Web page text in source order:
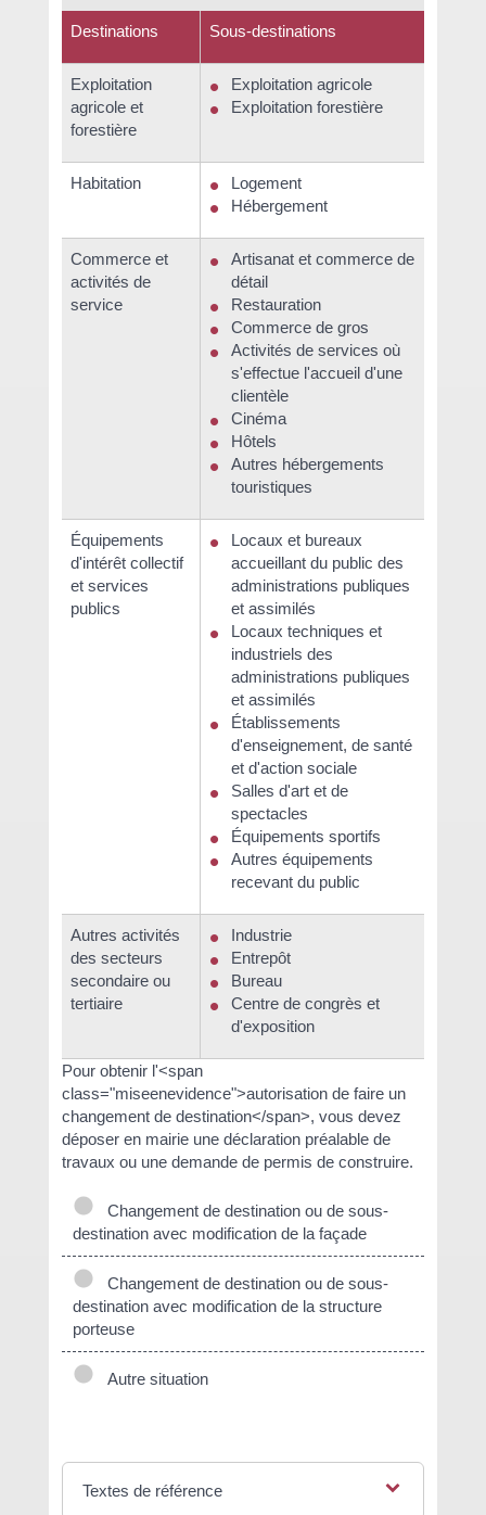
Destinations Sous-destinations
Exploitation
agricole et
forestière
Exploitation agricole
Exploitation forestière
Habitation
Logement
Hébergement
Commerce et
activités de
service
Artisanat et commerce de
détail
Restauration
Commerce de gros
Activités de services où
s'effectue l'accueil d'une
clientèle
Cinéma
Hôtels
Autres hébergements
touristiques
Équipements
d'intérêt collectif
et services
publics
Locaux et bureaux
accueillant du public des
administrations publiques
et assimilés
Locaux techniques et
industriels des
administrations publiques
et assimilés
Établissements
d'enseignement, de santé
et d'action sociale
Salles d'art et de
spectacles
Équipements sportifs
Autres équipements
recevant du public
Autres activités
des secteurs
secondaire ou
tertiaire
Industrie
Entrepôt
Bureau
Centre de congrès et
d'exposition
Pour obtenir l'<span
class="miseenevidence">autorisation de faire un
changement de destination</span>, vous devez
déposer en mairie une déclaration préalable de
travaux ou une demande de permis de construire.
Changement de destination ou de sous-
destination avec modification de la façade
Changement de destination ou de sous-
destination avec modification de la structure
porteuse
Autre situation
Textes de référence